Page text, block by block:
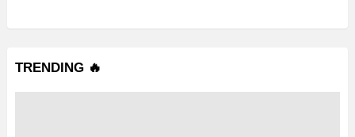
TRENDING 🔥